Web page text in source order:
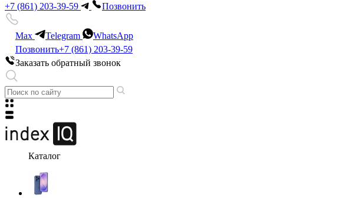
+7 (861) 203-39-59
Позвонить
Max Telegram
WhatsApp
Позвонить+7 (861) 203-39-59
Заказать обратный звонок
Каталог